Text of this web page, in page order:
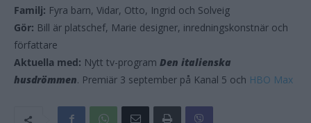
Familj: Fyra barn, Vidar, Otto, Ingrid och Solveig
Gör: Bill är platschef, Marie designer, inredningskonstnär och
författare
Aktuella med: Nytt tv-program Den italienska
husdrömmen. Premiär 3 september på Kanal 5 och HBO Max